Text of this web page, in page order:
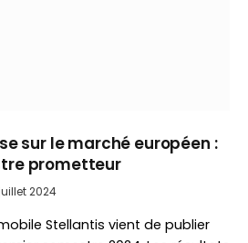
sur le marché européen :
prometteur
2024
Stellantis vient de publier